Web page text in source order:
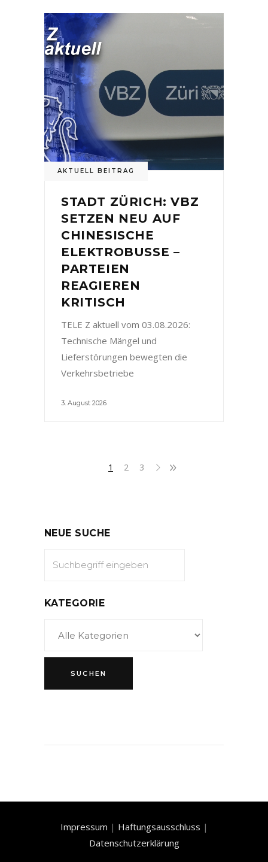
AKTUELL BEITRAG
STADT ZÜRICH: VBZ
SETZEN NEU AUF
CHINESISCHE
ELEKTROBUSSE –
PARTEIEN
REAGIEREN
KRITISCH
TELE Z aktuell vom 03.08.2026:
Technische Mängel und
Lieferstörungen bewegten die
Verkehrsbetriebe
3. August 2026
1 2 3
NEUE SUCHE
KATEGORIE
Impressum | Haftungsausschluss |
Datenschutzerklärung